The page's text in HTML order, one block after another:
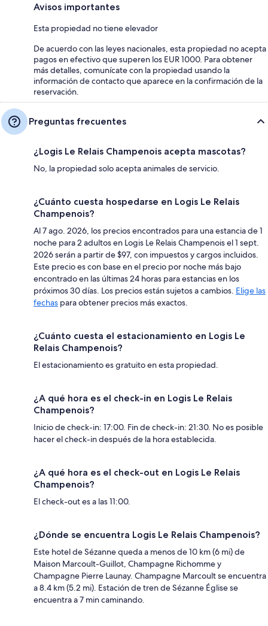
Avisos importantes
Esta propiedad no tiene elevador
De acuerdo con las leyes nacionales, esta propiedad no acepta
pagos en efectivo que superen los EUR 1000. Para obtener
más detalles, comunícate con la propiedad usando la
información de contacto que aparece en la confirmación de la
reservación.
Preguntas frecuentes
¿Logis Le Relais Champenois acepta mascotas?
No, la propiedad solo acepta animales de servicio.
¿Cuánto cuesta hospedarse en Logis Le Relais
Champenois?
Al 7 ago. 2026, los precios encontrados para una estancia de 1
noche para 2 adultos en Logis Le Relais Champenois el 1 sept.
2026 serán a partir de $97, con impuestos y cargos incluidos.
Este precio es con base en el precio por noche más bajo
encontrado en las últimas 24 horas para estancias en los
próximos 30 días. Los precios están sujetos a cambios. Elige las
fechas para obtener precios más exactos.
¿Cuánto cuesta el estacionamiento en Logis Le
Relais Champenois?
El estacionamiento es gratuito en esta propiedad.
¿A qué hora es el check-in en Logis Le Relais
Champenois?
Inicio de check-in: 17:00. Fin de check-in: 21:30. No es posible
hacer el check-in después de la hora establecida.
¿A qué hora es el check-out en Logis Le Relais
Champenois?
El check-out es a las 11:00.
¿Dónde se encuentra Logis Le Relais Champenois?
Este hotel de Sézanne queda a menos de 10 km (6 mi) de
Maison Marcoult-Guillot, Champagne Richomme y
Champagne Pierre Launay. Champagne Marcoult se encuentra
a 8.4 km (5.2 mi). Estación de tren de Sézanne Église se
encuentra a 7 min caminando.